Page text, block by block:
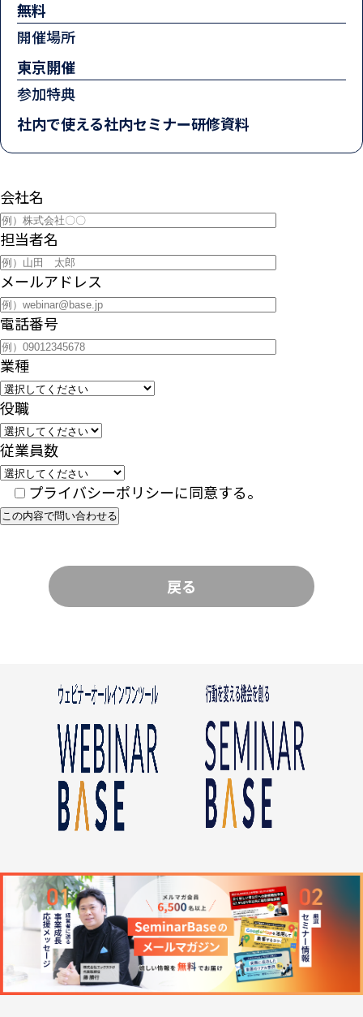
無料
開催場所
東京開催
参加特典
社内で使える社内セミナー研修資料
会社名
担当者名
メールアドレス
電話番号
業種
役職
従業員数
プライバシーポリシーに同意する。
この内容で問い合わせる
戻る